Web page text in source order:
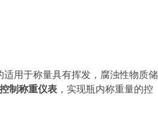
用于称量具有挥发，腐浊性物质储
控制称重仪表 ，实现瓶内称重量的控